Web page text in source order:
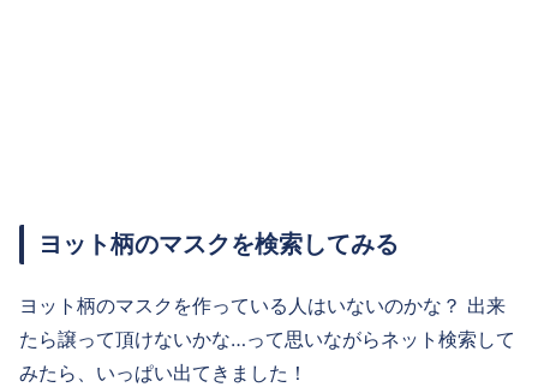
ヨット柄のマスクを検索してみる
ヨット柄のマスクを作っている人はいないのかな？ 出来
たら譲って頂けないかな…って思いながらネット検索して
みたら、いっぱい出てきました！